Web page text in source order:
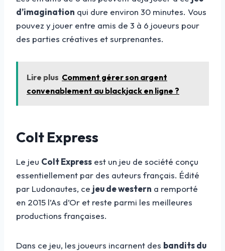
d’imagination qui dure environ 30 minutes. Vous
pouvez y jouer entre amis de 3 à 6 joueurs pour
des parties créatives et surprenantes.
Lire plus Comment gérer son argent
convenablement au blackjack en ligne ?
Colt Express
Le jeu Colt Express est un jeu de société conçu
essentiellement par des auteurs français. Édité
par Ludonautes, ce jeu de western a remporté
en 2015 l’As d’Or et reste parmi les meilleures
productions françaises.
Dans ce jeu, les joueurs incarnent des bandits du